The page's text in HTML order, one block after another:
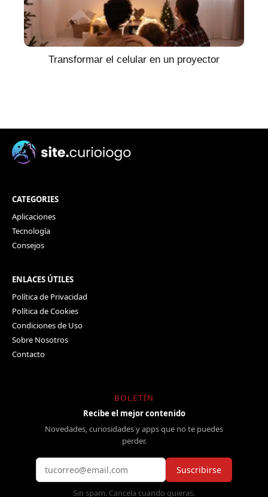
Transformar el celular en un proyector
CATEGORIES
Aplicaciones
Tecnología
Consejos
ENLACES ÚTILES
Política de Privacidad
Política de Cookies
Condiciones de Uso
Sobre Nosotros
Contacto
BOLETÍN
Recibe el mejor contenido
Novedades, curiosidades y apps que no te puedes
perder.
Suscribirse
Sin spam. Cancela cuando quieras.